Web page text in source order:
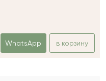
WhatsApp в корзину